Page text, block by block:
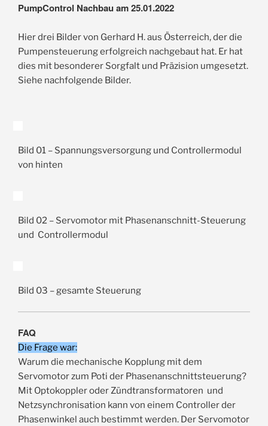
PumpControl Nachbau am 25.01.2022
Hier drei Bilder von Gerhard H. aus Österreich, der die
Pumpensteuerung erfolgreich nachgebaut hat. Er hat
dies mit besonderer Sorgfalt und Präzision umgesetzt.
Siehe nachfolgende Bilder.
Bild 01 – Spannungsversorgung und Controllermodul
von hinten
Bild 02 – Servomotor mit Phasenanschnitt-Steuerung
und Controllermodul
Bild 03 – gesamte Steuerung
FAQ
Die Frage war:
Warum die mechanische Kopplung mit dem
Servomotor zum Poti der Phasenanschnittsteuerung?
Mit Optokoppler oder Zündtransformatoren und
Netzsynchronisation kann von einem Controller der
Phasenwinkel auch bestimmt werden. Der Servomotor